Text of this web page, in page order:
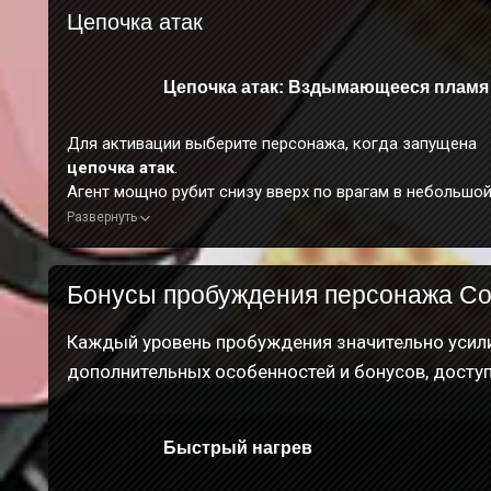
Цепочка атак
Цепочка атак: Вздымающееся пламя
Для активации выберите персонажа, когда запущена
цепочка атак.
Агент мощно рубит снизу вверх по врагам в небольшой
области перед собой, нанося огромный
Во время применения этого навыка персонаж неуязвим.
После запуска этого навыкабазовая атакаиатака в
рывке Солдата 11 гарантированно активируют
Подавление огня
. Эффект длится не более 30 сек. или
срабатываний.
После запуска нажмите
, чтобы сразу перейти к 4-му
этапу
. Если агент получает урон в
, выполняя базовую атаку
Развернуть
Бонусы пробуждения персонажа
Каждый уровень пробуждения значительно
дополнительных особенностей и бонусов,
Быстрый нагрев